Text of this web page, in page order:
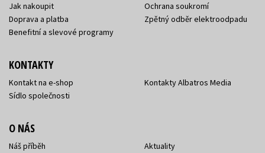
Jak nakoupit
Doprava a platba
Benefitní a slevové programy
Ochrana soukromí
Zpětný odběr elektroodpadu
KONTAKTY
Kontakt na e-shop
Sídlo společnosti
Kontakty Albatros Media
O NÁS
Náš příběh
Aktuality